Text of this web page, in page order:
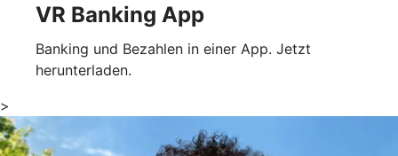
VR Banking App
Banking und Bezahlen in einer App. Jetzt
herunterladen.
>